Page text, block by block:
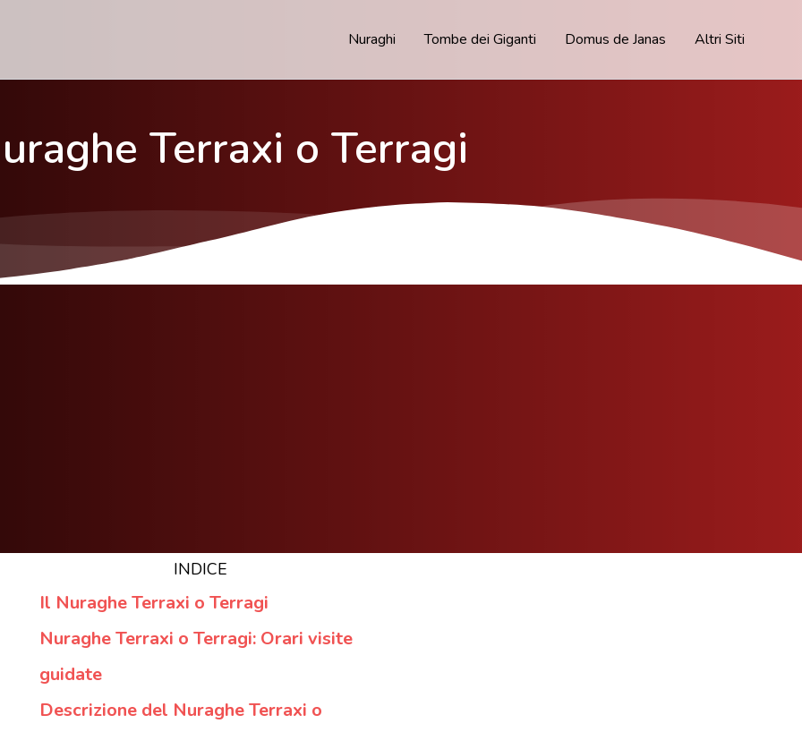
Nuraghi Tombe dei Giganti Domus de Janas Altri Siti
Terraxi o Terragi
INDICE
Il Nuraghe Terraxi o Terragi
Nuraghe Terraxi o Terragi: Orari visite
guidate
Descrizione del Nuraghe Terraxi o